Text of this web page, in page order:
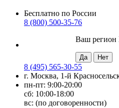
Бесплатно по России
8 (800) 500-35-76
Ваш регион
8 (495) 565-30-55
г. Москва, 1-й
пн-пт: 9:00-20:00
сб: 10:00-18:00
вс: (по договоренности)